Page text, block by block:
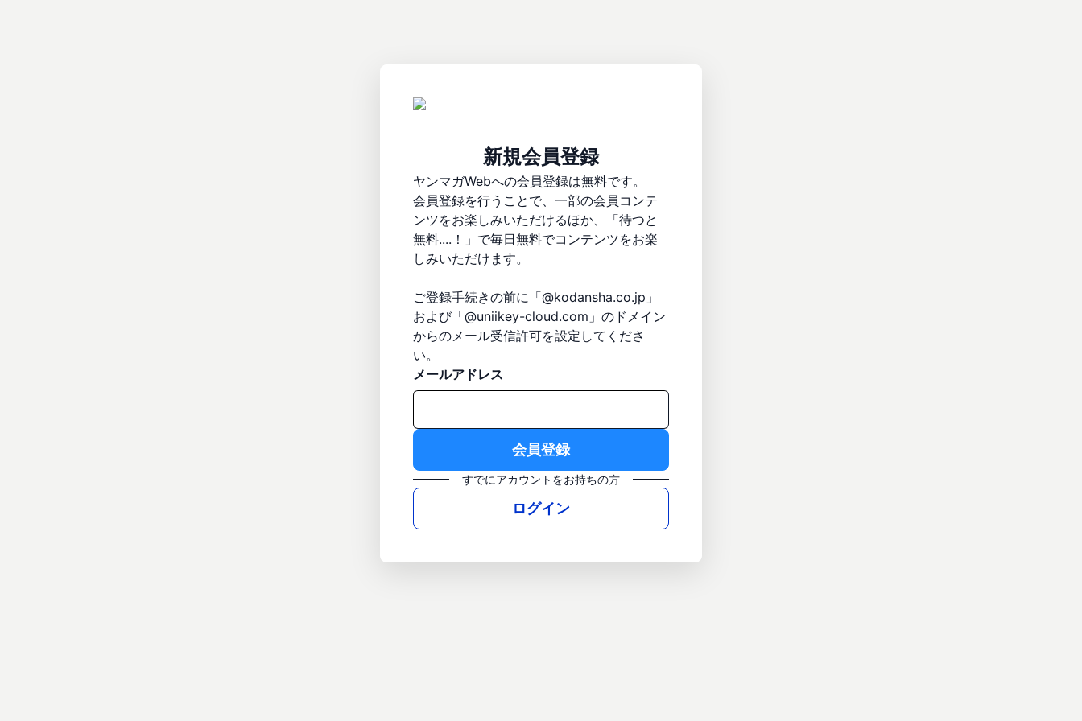
新規会員登録
ヤンマガWebへの会員登録は無料です。
会員登録を行うことで、一部の会員コンテ
ンツをお楽しみいただけるほか、「待つと
無料....！」で毎日無料でコンテンツをお楽
しみいただけます。
ご登録手続きの前に「@kodansha.co.jp」
および「@uniikey-cloud.com」のドメイン
からのメール受信許可を設定してくださ
い。
メールアドレス
すでにアカウントをお持ちの方